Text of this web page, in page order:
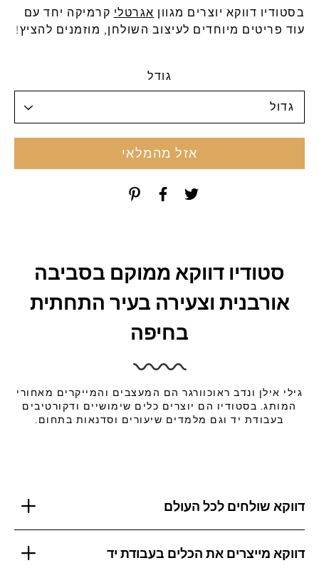
בסטודיו דווקא יוצרים מגוון אגרטלי קרמיקה יחד עם
עוד פריטים מיוחדים לעיצוב השולחן, מוזמנים להציץ!
גודל
אזל מהמלאי
סטודיו דווקא ממוקם בסביבה
אורבנית וצעירה בעיר התחתית
בחיפה
גילי אילן ונדב ראוכוורגר הם המעצבים והמייקרים מאחורי
המותג. בסטודיו הם יוצרים כלים שימושיים ודקורטיבים
בעבודת יד וגם מלמדים שיעורים וסדנאות בתחום.
דווקא שולחים לכל העולם
דווקא מייצרים את הכלים בעבודת יד